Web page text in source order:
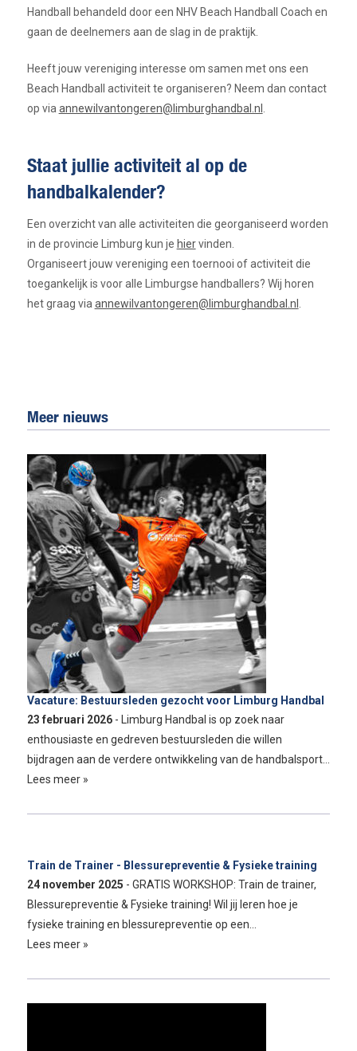
Handball behandeld door een NHV Beach Handball Coach en
gaan de deelnemers aan de slag in de praktijk.
Heeft jouw vereniging interesse om samen met ons een
Beach Handball activiteit te organiseren? Neem dan contact
op viaannewilvantongeren@limburghandbal.nl .
Staat jullie activiteit al op de
handbalkalender?
Een overzicht van alle activiteiten die georganiseerd worden
in de provincie Limburg kun je hiervinden.
Organiseert jouw vereniging een toernooi of activiteit die
toegankelijk is voor alle Limburgse handballers? Wij horen
het graag viaannewilvantongeren@limburghandbal.nl .
Meer nieuws
Vacature: Bestuursleden gezocht voor Limburg Handbal
23 februari 2026 - Limburg Handbal is op zoek naar
enthousiaste en gedreven bestuursleden die willen
bijdragen aan de verdere ontwikkeling van de handbalsport…
Lees meer »
Train de Trainer - Blessurepreventie & Fysieke training
24 november 2025 - GRATIS WORKSHOP: Train de trainer,
Blessurepreventie & Fysieke training! Wil jij leren hoe je
fysieke training en blessurepreventie op een…
Lees meer »